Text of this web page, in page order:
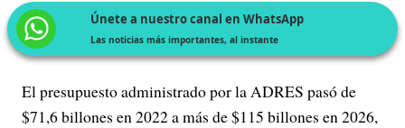
Únete a nuestro canal en WhatsApp
Las noticias más importantes, al instante
El presupuesto administrado por la ADRES pasó de
$71,6 billones en 2022 a más de $115 billones en 2026,